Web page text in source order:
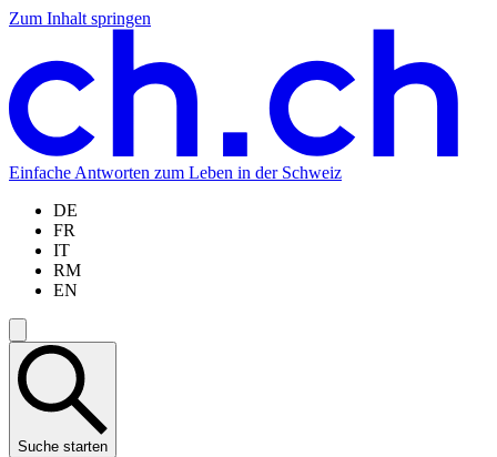
Zum Inhalt springen
Zum
springen
Zur
springen
Zur
springen
Zur
springen
Einfache Antworten zum Leben in der Schweiz
DE
FR
IT
RM
EN
Suche starten